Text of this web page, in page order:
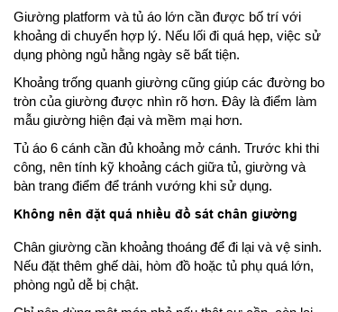
Giường platform và tủ áo lớn cần được bố trí với
khoảng di chuyển hợp lý. Nếu lối đi quá hẹp, việc sử
dụng phòng ngủ hằng ngày sẽ bất tiện.
Khoảng trống quanh giường cũng giúp các đường bo
tròn của giường được nhìn rõ hơn. Đây là điểm làm
mẫu giường hiện đại và mềm mại hơn.
Tủ áo 6 cánh cần đủ khoảng mở cánh. Trước khi thi
công, nên tính kỹ khoảng cách giữa tủ, giường và
bàn trang điểm để tránh vướng khi sử dụng.
Không nên đặt quá nhiều đồ sát chân giường
Chân giường cần khoảng thoáng để đi lại và vệ sinh.
Nếu đặt thêm ghế dài, hòm đồ hoặc tủ phụ quá lớn,
phòng ngủ dễ bị chật.